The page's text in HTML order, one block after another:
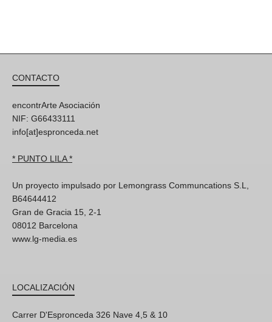
CONTACTO
encontrArte Asociación
NIF: G66433111
info[at]espronceda.net
* PUNTO LILA *
Un proyecto impulsado por Lemongrass Communcations S.L,
B64644412
Gran de Gracia 15, 2-1
08012 Barcelona
www.lg-media.es
LOCALIZACIÓN
Carrer D'Espronceda 326 Nave 4,5 & 10